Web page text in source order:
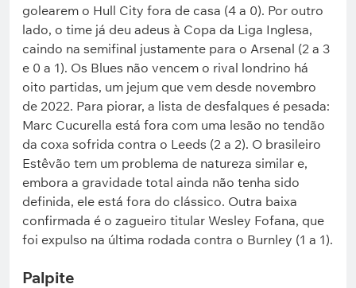
golearem o Hull City fora de casa (4 a 0). Por outro
lado, o time já deu adeus à Copa da Liga Inglesa,
caindo na semifinal justamente para o Arsenal (2 a 3
e 0 a 1). Os Blues não vencem o rival londrino há
oito partidas, um jejum que vem desde novembro
de 2022. Para piorar, a lista de desfalques é pesada:
Marc Cucurella está fora com uma lesão no tendão
da coxa sofrida contra o Leeds (2 a 2). O brasileiro
Estêvão tem um problema de natureza similar e,
embora a gravidade total ainda não tenha sido
definida, ele está fora do clássico. Outra baixa
confirmada é o zagueiro titular Wesley Fofana, que
foi expulso na última rodada contra o Burnley (1 a 1).
Palpite